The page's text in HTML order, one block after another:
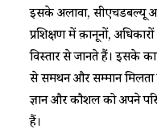
इसके अलावा, सीएचडबल्यू
प्रशिक्षण में क़ानूनों,
विस्तार से जानते हैं। इसके
से समर्थन और सम्मान
ज्ञान और कौशल को अपने
हैं।